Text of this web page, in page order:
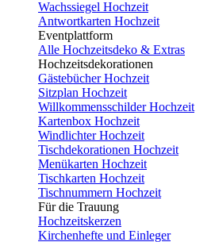
Wachssiegel Hochzeit
Antwortkarten Hochzeit
Eventplattform
Alle Hochzeitsdeko & Extras
Hochzeitsdekorationen
Gästebücher Hochzeit
Sitzplan Hochzeit
Willkommensschilder Hochzeit
Kartenbox Hochzeit
Windlichter Hochzeit
Tischdekorationen Hochzeit
Menükarten Hochzeit
Tischkarten Hochzeit
Tischnummern Hochzeit
Für die Trauung
Hochzeitskerzen
Kirchenhefte und Einleger